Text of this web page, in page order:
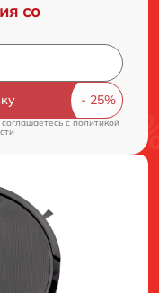
со
cполитикой